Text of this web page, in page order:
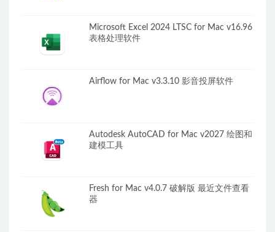
Microsoft Excel 2024 LTSC for Mac v16.96
表格处理软件
Airflow for Mac v3.3.10 影音投屏软件
Autodesk AutoCAD for Mac v2027 绘图和
建模工具
Fresh for Mac v4.0.7 破解版 最近文件查看
器